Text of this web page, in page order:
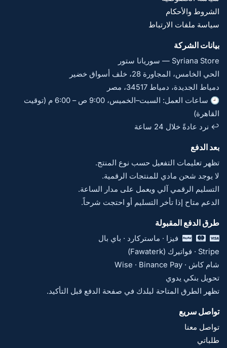
الشروط والأحكام
سياسة ملفات الارتباط
بيانات الشركة
Syriana Store — سوريانا ستور
الحي الخامس، المجاورة 28، خلف أسواق خضير
دمياط الجديدة، دمياط 34517، مصر
🕘 ساعات العمل: السبت–الخميس، 9:00 ص – 6:00 م (توقيت
القاهرة)
↩️ نرد عادةً خلال 24 ساعة
بعد الدفع
تظهر تعليمات التفعيل حسب نوع المنتج.
لا يوجد شحن مادي للمنتجات الرقمية.
التسليم الرقمي آلي ويعمل على مدار الساعة.
الدعم متاح إذا تأخر التسليم أو احتجت شرحاً.
طرق الدفع المقبولة
فيزا · ماستركارد · باي بال
Stripe · فواتيرك (Fawaterk)
شام كاش · Wise · Binance Pay
تحويل بنكي يدوي
تظهر الطرق المتاحة لبلدك في صفحة الدفع قبل التأكيد.
تواصل سريع
تواصل معنا
طلباتي